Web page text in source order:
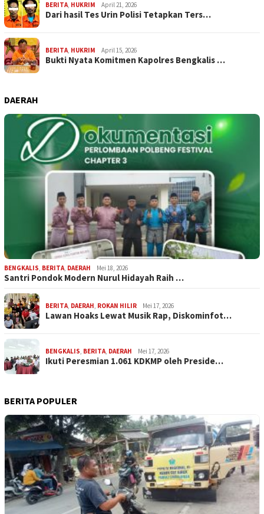
BERITA, HUKRIM April 21, 2026
Dari hasil Tes Urin Polisi Tetapkan Ters…
BERITA, HUKRIM April 15, 2026
Bukti Nyata Komitmen Kapolres Bengkalis …
DAERAH
BENGKALIS, BERITA, DAERAH Mei 18, 2026
Santri Pondok Modern Nurul Hidayah Raih …
BERITA, DAERAH, ROKAN HILIR Mei 17, 2026
Lawan Hoaks Lewat Musik Rap, Diskominfot…
BENGKALIS, BERITA, DAERAH Mei 17, 2026
Ikuti Peresmian 1.061 KDKMP oleh Preside…
BERITA POPULER